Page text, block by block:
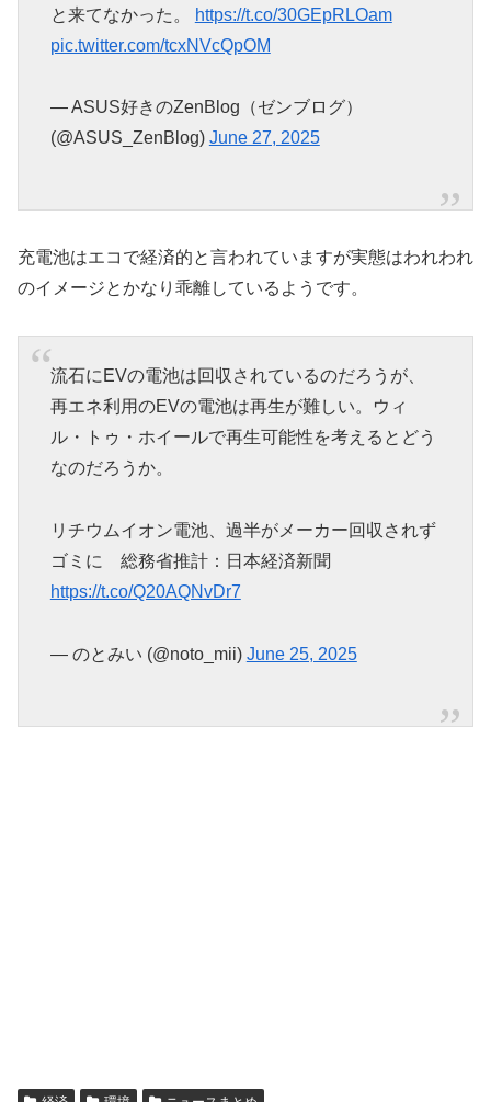
と来てなかった。
https://t.co/30GEpRLOam
pic.twitter.com/tcxNVcQpOM
— ASUS好きのZenBlog（ゼンブログ）
(@ASUS_ZenBlog) June 27, 2025
充電池はエコで経済的と言われていますが実態はわれわれ
のイメージとかなり乖離しているようです。
流石にEVの電池は回収されているのだろうが、
再エネ利用のEVの電池は再生が難しい。ウィ
ル・トゥ・ホイールで再生可能性を考えるとどう
なのだろうか。
リチウムイオン電池、過半がメーカー回収されず
ゴミに 総務省推計：日本経済新聞
https://t.co/Q20AQNvDr7
— のとみい (@noto_mii) June 25, 2025